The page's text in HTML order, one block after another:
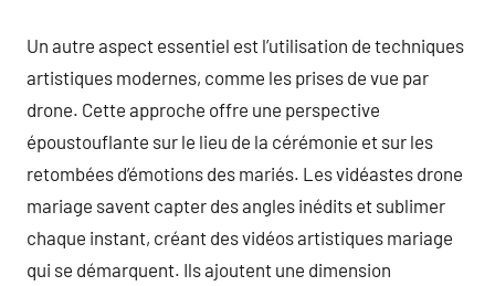
Un autre aspect essentiel est l’utilisation de techniques
artistiques modernes, comme les prises de vue par
drone. Cette approche offre une perspective
époustouflante sur le lieu de la cérémonie et sur les
retombées d’émotions des mariés. Les vidéastes drone
mariage savent capter des angles inédits et sublimer
chaque instant, créant des vidéos artistiques mariage
qui se démarquent. Ils ajoutent une dimension